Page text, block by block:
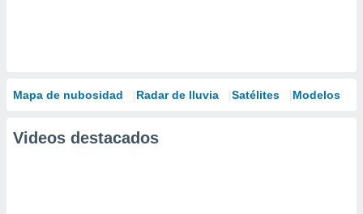
Mapa de nubosidad Radar de lluvia Satélites Modelos
Videos destacados